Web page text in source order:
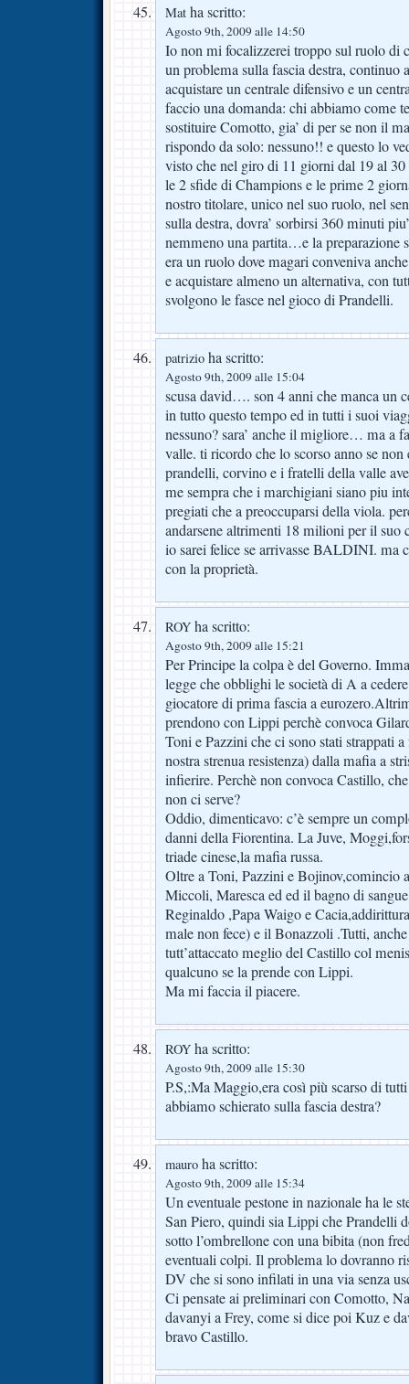
Mat ha scritto:
Agosto 9th, 2009 alle 14:50
Io non mi focalizzerei troppo sul ruolo di
un problema sulla fascia destra, continuo
acquistare un centrale difensivo e un
faccio una domanda: chi abbiamo come
sostituire Comotto, gia’ di per se non il
rispondo da solo: nessuno!! e questo lo
visto che nel giro di 11 giorni dal 19 al
le 2 sfide di Champions e le prime 2
nostro titolare, unico nel suo ruolo, nel
sulla destra, dovra’ sorbirsi 360 minuti
nemmeno una partita…e la preparazione
era un ruolo dove magari conveniva
e acquistare almeno un alternativa, con
svolgono le fasce nel gioco di Prandelli.
patrizio ha scritto:
Agosto 9th, 2009 alle 15:04
scusa david…. son 4 anni che manca un
in tutto questo tempo ed in tutti i suoi
nessuno? sara’ anche il migliore… ma a
valle. ti ricordo che lo scorso anno se
prandelli, corvino e i fratelli della valle
me sempra che i marchigiani siano piu
pregiati che a preoccuparsi della viola.
andarsene altrimenti 18 milioni per il suo
io sarei felice se arrivasse BALDINI. ma
con la proprietà.
ROY ha scritto:
Agosto 9th, 2009 alle 15:21
Per Principe la colpa è del Governo.
legge che obblighi le società di A a
giocatore di prima fascia a
prendono con Lippi perchè convoca
Toni e Pazzini che ci sono stati strappati
nostra strenua resistenza) dalla mafia a
infierire. Perchè non convoca Castillo,
non ci serve?
Oddio, dimenticavo: c’è sempre un
danni della Fiorentina. La Juve,
triade cinese,la mafia russa.
Oltre a Toni, Pazzini e Bojinov,comincio
Miccoli, Maresca ed ed il bagno di
Reginaldo ,Papa Waigo e
male non fece) e il Bonazzoli .Tutti,
tutt’attaccato meglio del Castillo col
qualcuno se la prende con Lippi.
Ma mi faccia il piacere.
ROY ha scritto:
Agosto 9th, 2009 alle 15:30
P.S,:Ma Maggio,era così più scarso di
abbiamo schierato sulla fascia destra?
mauro ha scritto:
Agosto 9th, 2009 alle 15:34
Un eventuale pestone in nazionale ha le
San Piero, quindi sia Lippi che Prandelli
sotto l’ombrellone con una bibita (non
eventuali colpi. Il problema lo dovranno
DV che si sono infilati in una via senza
Ci pensate ai preliminari con Comotto,
davanyi a Frey, come si dice poi Kuz e
bravo Castillo.